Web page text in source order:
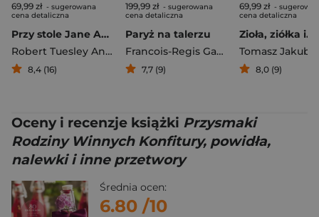
69,99 zł - sugerowana
cena detaliczna
Przy stole Jane Austen Przepisy inspirowane jej powieściami
Robert Tuesley Anderson
8,4 (16)
199,99 zł - sugerowana
cena detaliczna
Paryż na talerzu
Francois-Regis Gaudry
7,7 (9)
69,99 zł -
cena detaliczna
Tomasz
8,0 (9)
Oceny i recenzje książki Przysmaki
Rodziny Winnych Konfitury, powidła,
nalewki i inne przetwory
Średnia ocen:
6.80 /10